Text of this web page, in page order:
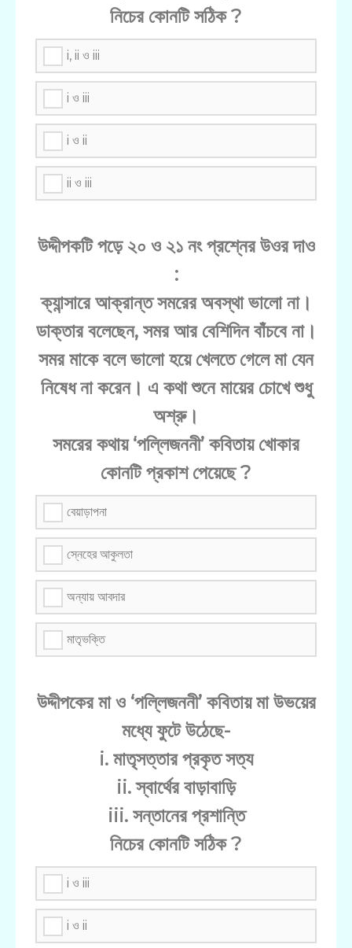
নিচের কোনটি সঠিক ?
i, ii ও iii
i ও iii
i ও ii
ii ও iii
উদ্দীপকটি পড়ে ২০ ও ২১ নং প্রশ্নের উওর দাও
:
ক্যান্সারে আক্রান্ত সমরের অবস্থা ভালো না।
ডাক্তার বলেছেন, সমর আর বেশিদিন বাঁচবে না।
সমর মাকে বলে ভালো হয়ে খেলতে গেলে মা যেন
নিষেধ না করেন। এ কথা শুনে মায়ের চোখে শুধু
অশ্রু।
সমরের কথায় ‘পল্লিজননী’ কবিতায় খোকার
কোনটি প্রকাশ পেয়েছে ?
বেয়াড়াপনা
স্নেহের আকুলতা
অন্যায় আবদার
মাতৃভক্তি
উদ্দীপকের মা ও ‘পল্লিজননী’ কবিতায় মা উভয়ের
মধ্যে ফুটে উঠেছে-
i. মাতৃসত্তার প্রকৃত সত্য
ii. স্বার্থের বাড়াবাড়ি
iii. সন্তানের প্রশান্তি
নিচের কোনটি সঠিক ?
i ও iii
i ও ii